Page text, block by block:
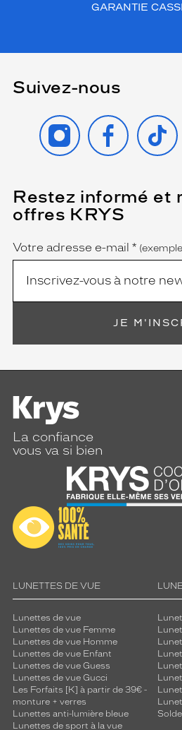
GARANTIE
Suivez-nous
INSTAGRAMFACEBOOK
TIKTOK
Restez informé et
offres KRYS
Name
Votre adresse e-mail *
(Ce
champ
est
obligatoire)
JE
La confiance
vous va si bien
LUNETTES DE VUE
Lunettes de vue
Lunettes de vue Femme
Lunettes de vue Homme
Lunettes de vue Enfant
Lunettes de vue Guess
Lunettes de vue Gucci
Les Forfaits [K] à partir de 39€ -
monture + verres
Lunettes anti-lumière bleue
Lunettes de sport à la vue